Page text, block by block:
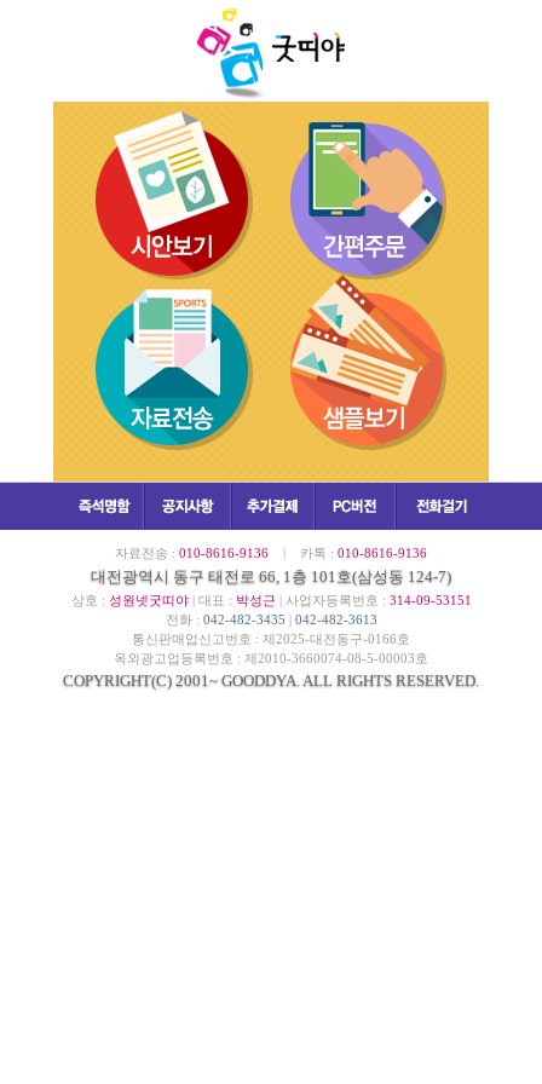
자료전송 : 010-8616-9136 | 카톡 : 010-8616-9136
대전광역시 동구 태전로 66, 1층 101호(삼성동 124-7)
상호 : 성원넷굿띠야| 대표 : 박성근 | 사업자등록번호 : 314-09-53151
전화 : 042-482-3435 | 042-482-3613
통신판매업신고번호 : 제2025-대전동구-0166호
옥외광고업등록번호 : 제2010-3660074-08-5-00003호
COPYRIGHT(C) 2001~ GOODDYA. ALL RIGHTS RESERVED.